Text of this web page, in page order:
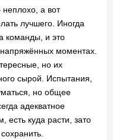
а вот
лучшего. Иногда
команды, и это
моментах.
но их
сырой. Испытания,
но общее
адекватное
есть куда расти, зато